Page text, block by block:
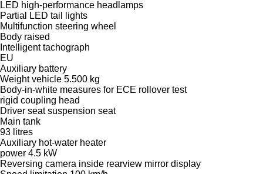
LED high-performance headlamps
Partial LED tail lights
Multifunction steering wheel
Body raised
Intelligent tachograph
EU
Auxiliary battery
Weight vehicle 5.500 kg
Body-in-white measures for ECE rollover test
rigid coupling head
Driver seat suspension seat
Main tank
93 litres
Auxiliary hot-water heater
power 4.5 kW
Reversing camera inside rearview mirror display